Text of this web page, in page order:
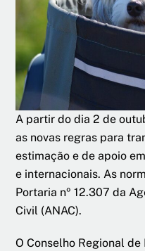
A partir do dia 2 de
as novas regras para
estimação e de apoio
e internacionais. As
Portaria nº 12.307 da
Civil (ANAC).
O Conselho Regional